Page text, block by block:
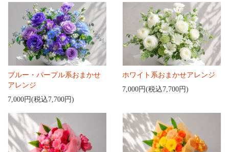
ブルー・パープル系おまかせ
アレンジ
7,000円(税込7,700円)
ホワイト系おまかせアレンジ
7,000円(税込7,700円)